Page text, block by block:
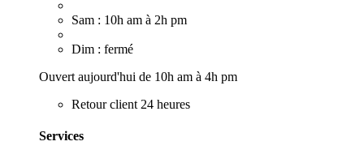
Sam : 10h am à 2h pm
Dim : fermé
Ouvert aujourd'hui de 10h am à 4h pm
Retour client 24 heures
Services